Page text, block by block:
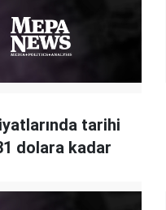
tarihi
dolara kadar